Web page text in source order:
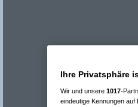
Ihre Privatsphäre
Wir und unsere 1017-
eindeutige Kennungen